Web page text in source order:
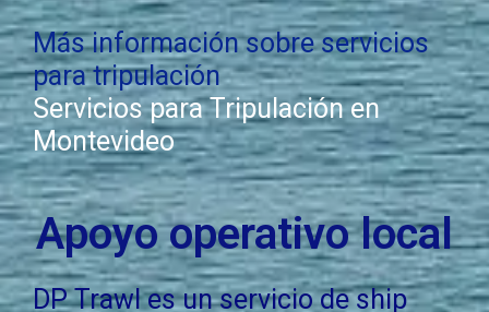
Más información sobre servicios
para tripulación
Servicios para Tripulación en
Montevideo
Apoyo operativo local
DP Trawl es un servicio de ship